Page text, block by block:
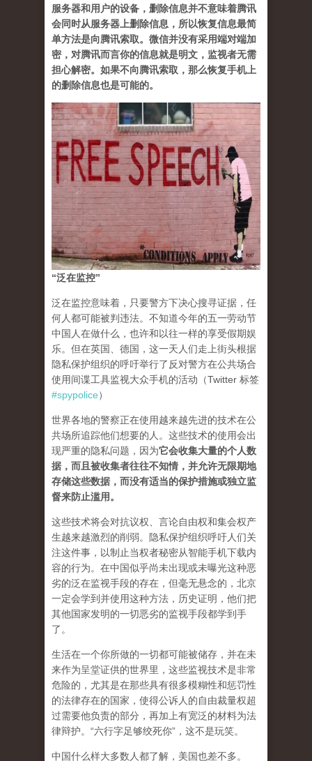
服务器和用户的设备，删除信息并不意味着腾讯
会同时从服务器上删除信息，所以恢复信息最简
单方法是向腾讯索取。微信并没有采用端对端加
密，对腾讯而言你的信息就是明文，监视者无需
担心解密。如果不向腾讯索取，那么恢复手机上
的删除信息也是可能的。
“泛在监控”
泛在监控意味着，只要警方下决心搜寻证据，任
何人都可能被判违法。不知道今年的五一劳动节
中国人在做什么，也许和以往一样的享受假期娱
乐。但在英国、德国，这一天人们走上街头根据
隐私保护组织的呼吁举行了反对警方在公共场合
使用间谍工具监视大众手机的活动（Twitter 标签
#spypolice）
世界各地的警察正在使用越来越先进的技术在公
共场所追踪他们想要的人。这些技术的使用会出
现严重的隐私问题，因为它会收集大量的个人数
据，而且被收集者往往不知情，并允许无限期地
存储这些数据，而没有适当的保护措施或独立监
督来防止滥用。
这些技术将会对抗议权、言论自由权和集会权产
生越来越激烈的削弱。隐私保护组织呼吁人们关
注这件事，以制止当权者秘密从智能手机下载内
容的行为。在中国似乎尚未出现或未曝光这种恶
劣的泛在监视手段的存在，但毫无悬念的，北京
一定会学到并使用这种方法，历史证明，他们把
其他国家发明的一切恶劣的监视手段都学到手
了。
生活在一个你所做的一切都可能被储存，并在未
来作为呈堂证供的世界里，这些监视技术是非常
危险的，尤其是在那些具有很多模糊性和惩罚性
的法律存在的国家，使得公诉人的自由裁量权超
过需要他负责的部分，再加上有宽泛的材料为法
律辩护。“六行字足够绞死你”，这不是玩笑。
中国什么样大多数人都了解，美国也差不多。